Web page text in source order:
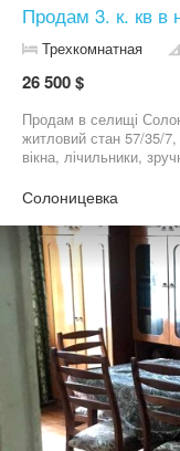
Продам 3. к. кв в
Трехкомнатная
26 500 $
Продам в селищі
житловий стан 57/35/7,
вікна, лічильники,
Солоницевка